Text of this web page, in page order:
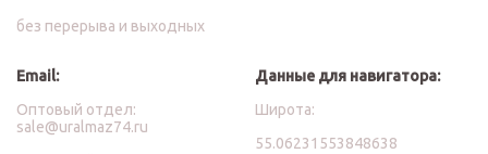
без перерыва и выходных
Email:
Оптовый отдел:
sale@uralmaz74.ru
Данные для навигатора:
Широта:
55.06231553848638